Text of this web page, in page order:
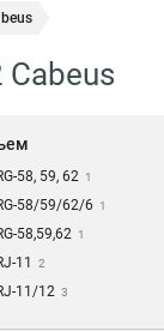
58, 59, 62 1
58/59/62/6 1
58,59,62 1
11 2
11/12 3